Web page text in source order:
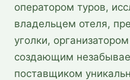
оператором туров,
владельцем отеля,
уголки,
создающим
поставщиком